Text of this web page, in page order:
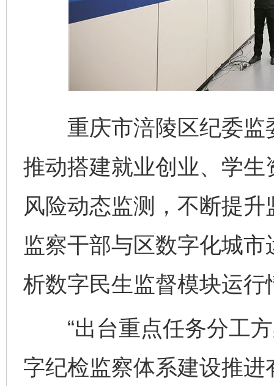
重庆市涪陵区纪委监
推动搭建就业创业、学
风险动态监测，不断提
监察干部与区数字化城
析数字民生监督模块运行
“出台重点任务分工方
字纪检监察体系建设推进